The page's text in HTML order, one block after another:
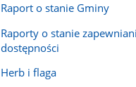
Raport o stanie Gminy
Raporty o stanie
dostępności
Herb i flaga